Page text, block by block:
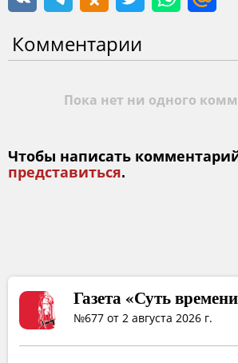
Комментарии
Пока нет ни одного
Чтобы написать
представиться.
Газета «Суть
№677 от 2 августа 2026 г.